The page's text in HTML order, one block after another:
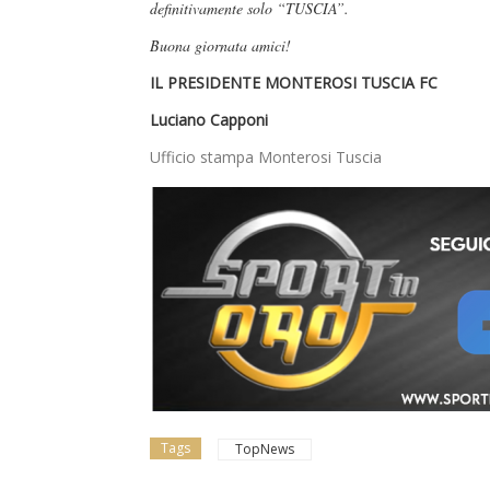
definitivamente solo “TUSCIA”.
Buona giornata amici!
IL PRESIDENTE MONTEROSI TUSCIA FC
Luciano Capponi
Ufficio stampa Monterosi Tuscia
Tags TopNews